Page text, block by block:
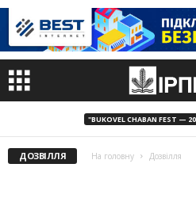
"BUKOVEL CHABAN FEST —
ДОЗВІЛЛЯ На головну Дозвілля